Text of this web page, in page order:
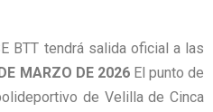
BTT tendrá salida oficial a las
MARZO DE 2026 El punto de
de Velilla de Cinca